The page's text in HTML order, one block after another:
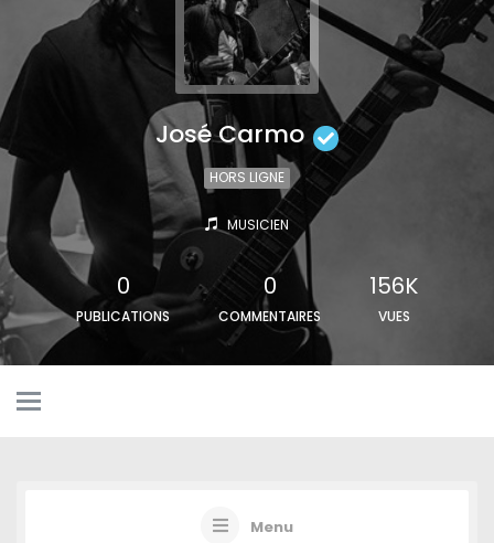
José Carmo
HORS LIGNE
MUSICIEN
0
PUBLICATIONS
0
COMMENTAIRES
156K
VUES
Menu